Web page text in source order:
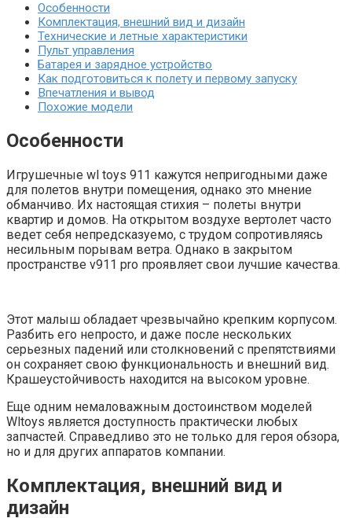
Особенности
Комплектация, внешний вид и дизайн
Технические и летные характеристики
Пульт управления
Батарея и зарядное устройство
Как подготовиться к полету и первому запуску
Впечатления и вывод
Похожие модели
Особенности
Игрушечные wl toys 911 кажутся непригодными даже
для полетов внутри помещения, однако это мнение
обманчиво. Их настоящая стихия – полеты внутри
квартир и домов. На открытом воздухе вертолет часто
ведет себя непредсказуемо, с трудом сопротивляясь
несильным порывам ветра. Однако в закрытом
пространстве v911 pro проявляет свои лучшие качества.
Этот малыш обладает чрезвычайно крепким корпусом.
Разбить его непросто, и даже после нескольких
серьезных падений или столкновений с препятствиями
он сохраняет свою функциональность и внешний вид.
Крашеустойчивость находится на высоком уровне.
Еще одним немаловажным достоинством моделей
Wltoys является доступность практически любых
запчастей. Справедливо это не только для героя обзора,
но и для других аппаратов компании.
Комплектация, внешний вид и
дизайн